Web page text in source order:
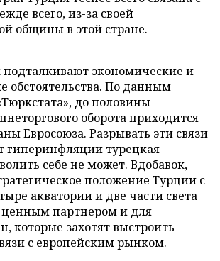
всего, из-за своей
общины в этой стране.
подталкивают экономические и
обстоятельства. По данным
до половины
оборота приходится
Евросоюза. Разрывать эти связи
гиперинфляции турецкая
себе не может. Вдобавок,
положение Турции с
акватории и две части света
ценным партнером и для
которые захотят выстроить
с европейским рынком.